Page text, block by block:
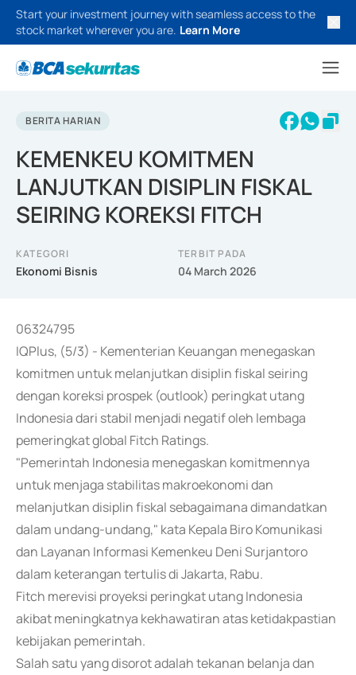
Start your investment journey with seamless access to the
stock market wherever you are. Learn More
BERITA HARIAN
KEMENKEU KOMITMEN
LANJUTKAN DISIPLIN FISKAL
SEIRING KOREKSI FITCH
KATEGORI
Ekonomi Bisnis
TERBIT PADA
04 March 2026
06324795
IQPlus, (5/3) - Kementerian Keuangan menegaskan
komitmen untuk melanjutkan disiplin fiskal seiring
dengan koreksi prospek (outlook) peringkat utang
Indonesia dari stabil menjadi negatif oleh lembaga
pemeringkat global Fitch Ratings.
"Pemerintah Indonesia menegaskan komitmennya
untuk menjaga stabilitas makroekonomi dan
melanjutkan disiplin fiskal sebagaimana dimandatkan
dalam undang-undang," kata Kepala Biro Komunikasi
dan Layanan Informasi Kemenkeu Deni Surjantoro
dalam keterangan tertulis di Jakarta, Rabu.
Fitch merevisi proyeksi peringkat utang Indonesia
akibat meningkatnya kekhawatiran atas ketidakpastian
kebijakan pemerintah.
Salah satu yang disorot adalah tekanan belanja dan